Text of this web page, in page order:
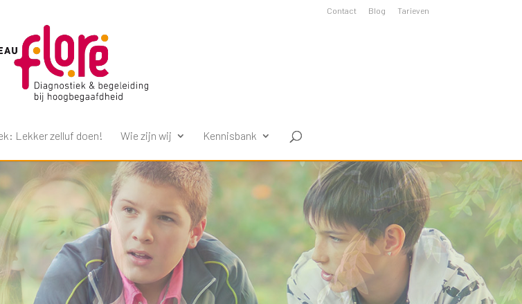
Contact Blog Tarieven
Lekker zelluf doen! Wie zijn wij Kennisbank